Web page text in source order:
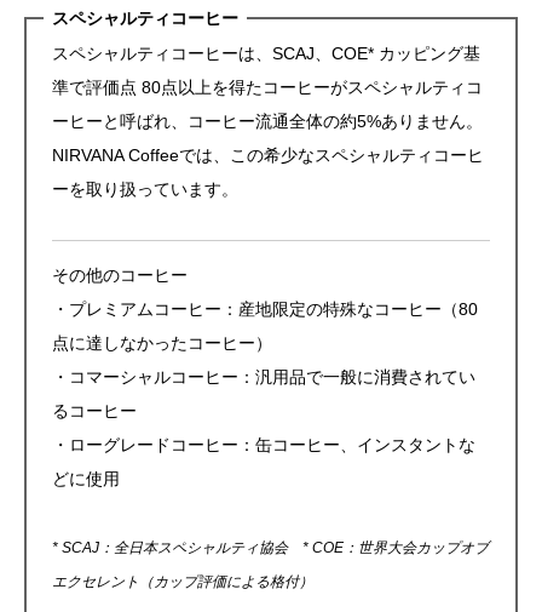
スペシャルティコーヒー
スペシャルティコーヒーは、SCAJ、COE* カッピング基
準で評価点 80点以上を得たコーヒーがスペシャルティコ
ーヒーと呼ばれ、コーヒー流通全体の約5%ありません。
NIRVANA Coffeeでは、この希少なスペシャルティコーヒ
ーを取り扱っています。
その他のコーヒー
・プレミアムコーヒー：産地限定の特殊なコーヒー（80
点に達しなかったコーヒー）
・コマーシャルコーヒー：汎用品で一般に消費されてい
るコーヒー
・ローグレードコーヒー：缶コーヒー、インスタントな
どに使用
* SCAJ：全日本スペシャルティ協会 * COE ：世界大会カップオブ
エクセレント（カップ評価による格付）